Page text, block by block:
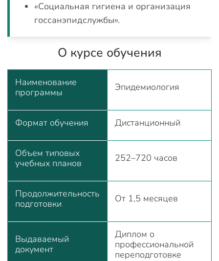
«Социальная гигиена и организация
госсанэпидслужбы».
О курсе обучения
Наименование
программы
Эпидемиология
Формат обучения Дистанционный
Объем типовых
учебных планов
252–720 часов
Продолжительность
подготовки
От 1,5 месяцев
Выдаваемый
документ
Диплом о
профессиональной
переподготовке